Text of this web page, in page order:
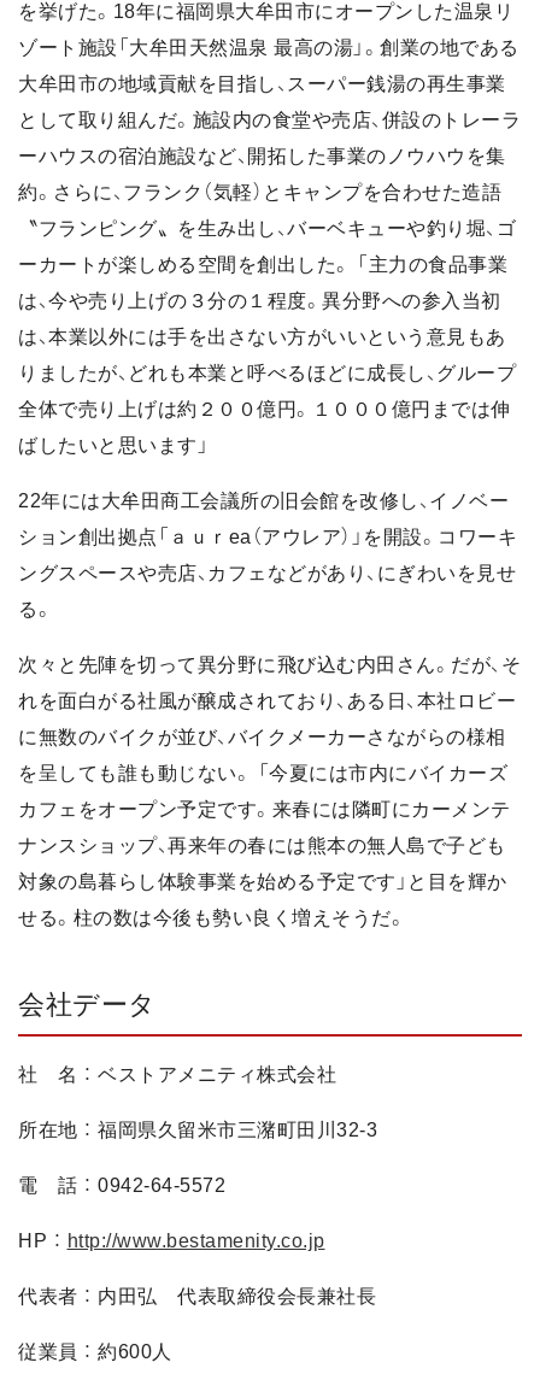
を挙げた。18年に福岡県大牟田市にオープンした温泉リ
ゾート施設「大牟田天然温泉 最高の湯」。創業の地である
大牟田市の地域貢献を目指し、スーパー銭湯の再生事業
として取り組んだ。施設内の食堂や売店、併設のトレーラ
ーハウスの宿泊施設など、開拓した事業のノウハウを集
約。さらに、フランク（気軽）とキャンプを合わせた造語
〝フランピング〟を生み出し、バーベキューや釣り堀、ゴ
ーカートが楽しめる空間を創出した。 「主力の食品事業
は、今や売り上げの３分の１程度。異分野への参入当初
は、本業以外には手を出さない方がいいという意見もあ
りましたが、どれも本業と呼べるほどに成長し、グループ
全体で売り上げは約２００億円。１０００億円までは伸
ばしたいと思います」
22年には大牟田商工会議所の旧会館を改修し、イノベー
ション創出拠点「ａｕｒea（アウレア）」を開設。コワーキ
ングスペースや売店、カフェなどがあり、にぎわいを見せ
る。
次々と先陣を切って異分野に飛び込む内田さん。だが、そ
れを面白がる社風が醸成されており、ある日、本社ロビー
に無数のバイクが並び、バイクメーカーさながらの様相
を呈しても誰も動じない。 「今夏には市内にバイカーズ
カフェをオープン予定です。来春には隣町にカーメンテ
ナンスショップ、再来年の春には熊本の無人島で子ども
対象の島暮らし体験事業を始める予定です」と目を輝か
せる。柱の数は今後も勢い良く増えそうだ。
会社データ
社 名 ： ベストアメニティ株式会社
所在地 ： 福岡県久留米市三潴町田川32-3
電 話 ： 0942-64-5572
HP ： http://www.bestamenity.co.jp
代表者 ： 内田弘 代表取締役会長兼社長
従業員 ： 約600人